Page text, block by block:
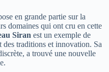
en grande partie sur la
domaines qui ont cru en cette
Siran est un exemple de
traditions et innovation. Sa
a trouvé une nouvelle